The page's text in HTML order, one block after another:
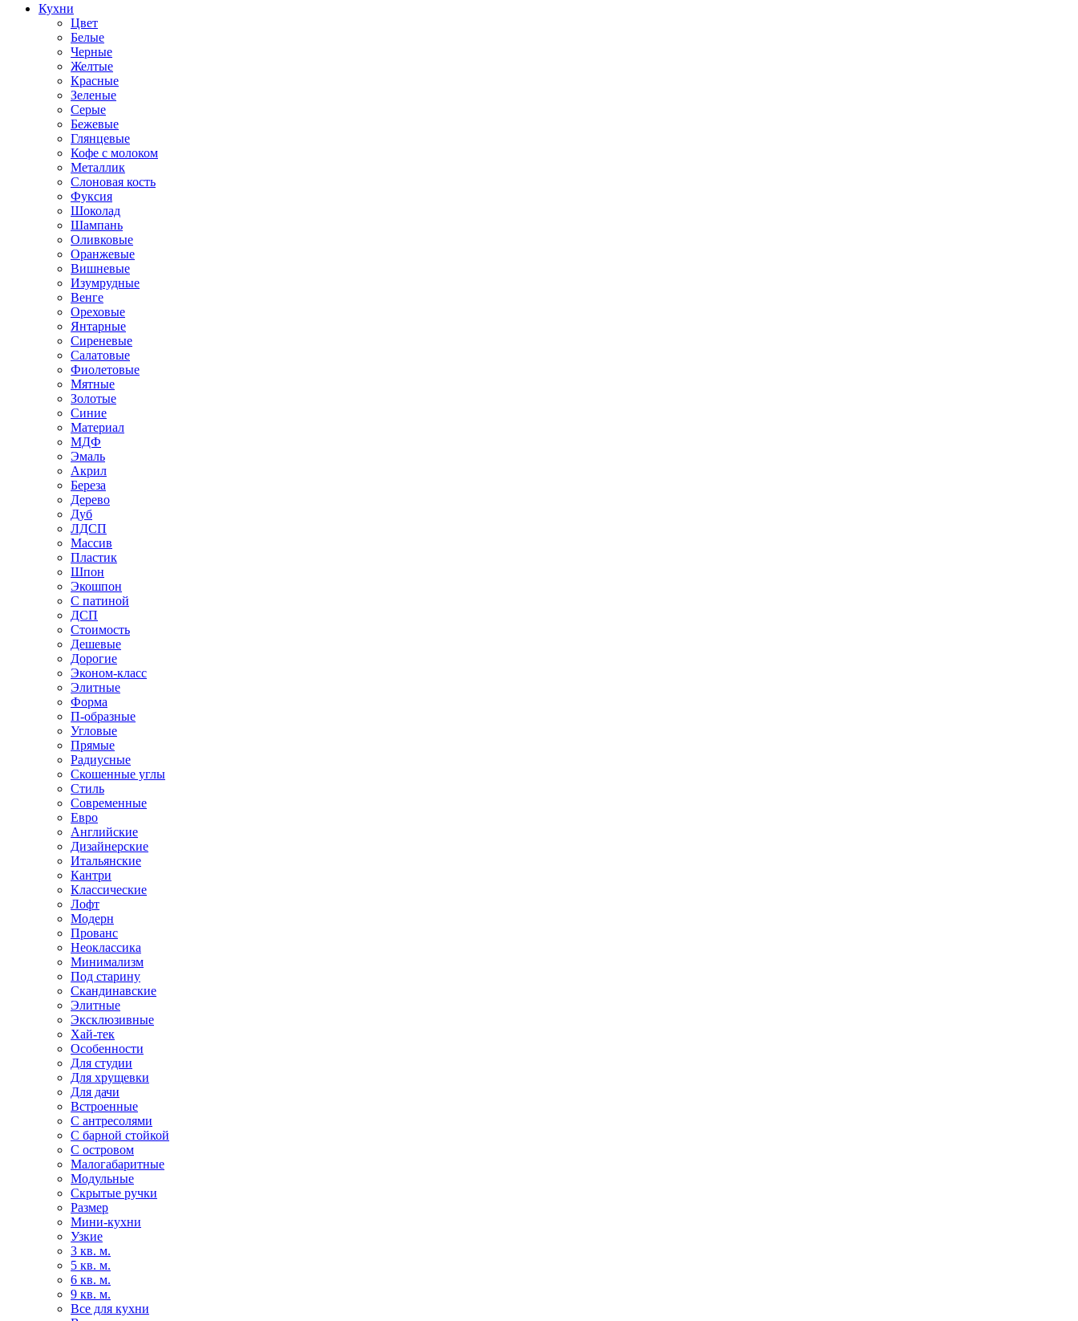
Кухни
Цвет
Белые
Черные
Желтые
Красные
Зеленые
Серые
Бежевые
Глянцевые
Кофе с молоком
Металлик
Слоновая кость
Фуксия
Шоколад
Шампань
Оливковые
Оранжевые
Вишневые
Изумрудные
Венге
Ореховые
Янтарные
Сиреневые
Салатовые
Фиолетовые
Мятные
Золотые
Синие
Материал
МДФ
Эмаль
Акрил
Береза
Дерево
Дуб
ЛДСП
Массив
Пластик
Шпон
Экошпон
С патиной
ДСП
Стоимость
Дешевые
Дорогие
Эконом-класс
Элитные
Форма
П-образные
Угловые
Прямые
Радиусные
Скошенные углы
Стиль
Современные
Евро
Английские
Дизайнерские
Итальянские
Кантри
Классические
Лофт
Модерн
Прованс
Неоклассика
Минимализм
Под старину
Скандинавские
Элитные
Эксклюзивные
Хай-тек
Особенности
Для студии
Для хрущевки
Для дачи
Встроенные
С антресолями
С барной стойкой
С островом
Малогабаритные
Модульные
Скрытые ручки
Размер
Мини-кухни
Узкие
3 кв. м.
5 кв. м.
6 кв. м.
9 кв. м.
Все для кухни